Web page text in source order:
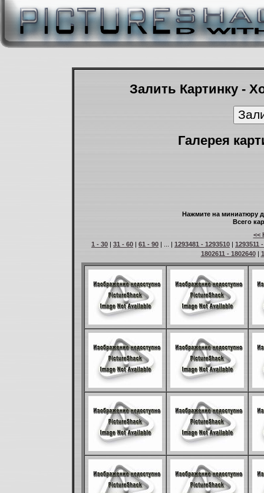
Залить Картинку -
Галерея
Нажмите на миниатюру
Всего
<<
1 - 30 | 31 - 60 | 61 - 90 | ... | 1293481 - 1293510 | 1293511
1802611 - 1802640|